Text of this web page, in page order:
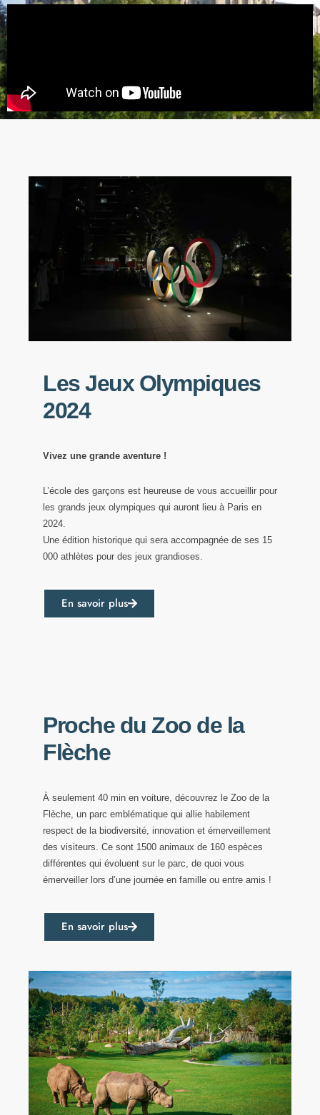
Les Jeux Olympiques
2024
Vivez une grande aventure !
L’école des garçons est heureuse de vous accueillir pour
les grands jeux olympiques qui auront lieu à Paris en
2024.
Une édition historique qui sera accompagnée de ses 15
000 athlètes pour des jeux grandioses.
En savoir plus
Proche du Zoo de la
Flèche
À seulement 40 min en voiture, découvrez le Zoo de la
Flèche, un parc emblématique qui allie habilement
respect de la biodiversité, innovation et émerveillement
des visiteurs. Ce sont 1500 animaux de 160 espèces
différentes qui évoluent sur le parc, de quoi vous
émerveiller lors d’une journée en famille ou entre amis !
En savoir plus